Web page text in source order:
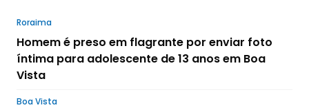
Roraima
Homem é preso em flagrante por enviar foto
íntima para adolescente de 13 anos em Boa
Vista
Boa Vista